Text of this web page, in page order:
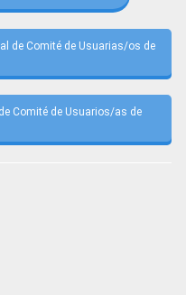
de Comité de Usuarias/os de
Comité de Usuarios/as de